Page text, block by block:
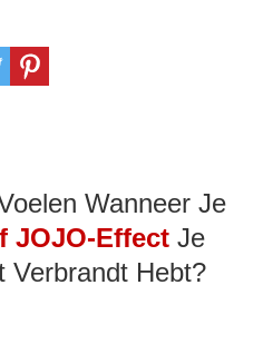
Wanneer Je
JOJO-Effect Je
Verbrandt Hebt?